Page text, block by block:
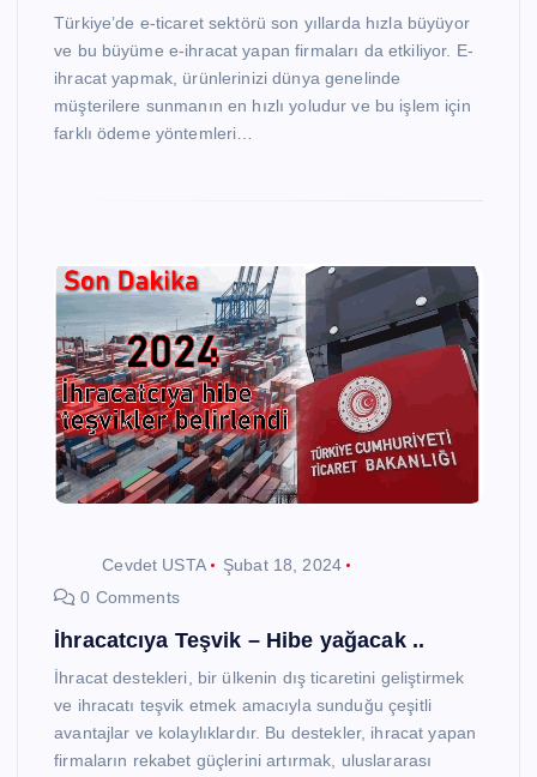
Türkiye’de e-ticaret sektörü son yıllarda hızla büyüyor
ve bu büyüme e-ihracat yapan firmaları da etkiliyor. E-
ihracat yapmak, ürünlerinizi dünya genelinde
müşterilere sunmanın en hızlı yoludur ve bu işlem için
farklı ödeme yöntemleri…
Cevdet USTA
Şubat 18, 2024
0 Comments
İhracatcıya Teşvik – Hibe yağacak ..
İhracat destekleri, bir ülkenin dış ticaretini geliştirmek
ve ihracatı teşvik etmek amacıyla sunduğu çeşitli
avantajlar ve kolaylıklardır. Bu destekler, ihracat yapan
firmaların rekabet güçlerini artırmak, uluslararası